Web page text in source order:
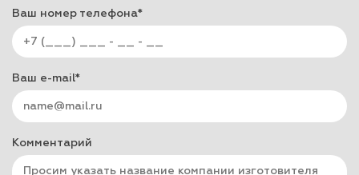
Ваш номер телефона*
Ваш e-mail*
Комментарий